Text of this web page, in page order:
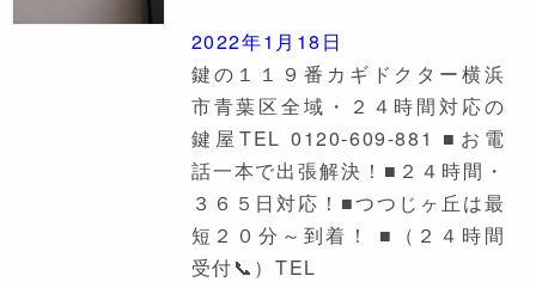
2022年1月18日
鍵の１１９番カギドクター横浜
市青葉区全域・２４時間対応の
鍵屋TEL 0120-609-881 ■お電
話一本で出張解決！■２４時間・
３６５日対応！■つつじヶ丘は最
短２０分～到着！ ■（２４時間
受付📞）TEL